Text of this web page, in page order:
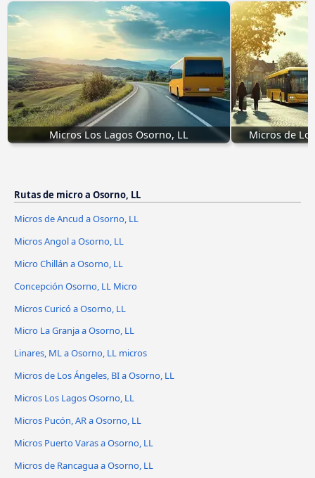
Micros Los Lagos Osorno, LL Micros de
Rutas de micro a Osorno, LL
Micros de Ancud a Osorno, LL
Micros Angol a Osorno, LL
Micro Chillán a Osorno, LL
Concepción Osorno, LL Micro
Micros Curicó a Osorno, LL
Micro La Granja a Osorno, LL
Linares, ML a Osorno, LL micros
Micros de Los Ángeles, BI a Osorno, LL
Micros Los Lagos Osorno, LL
Micros Pucón, AR a Osorno, LL
Micros Puerto Varas a Osorno, LL
Micros de Rancagua a Osorno, LL